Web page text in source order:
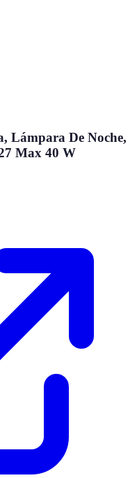
Lámpara De Noche,
Max 40 W